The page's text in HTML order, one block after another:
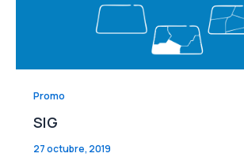
Promo
SIG
27 octubre, 2019